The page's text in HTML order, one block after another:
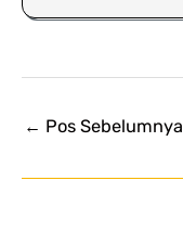
← Pos Sebelumnya